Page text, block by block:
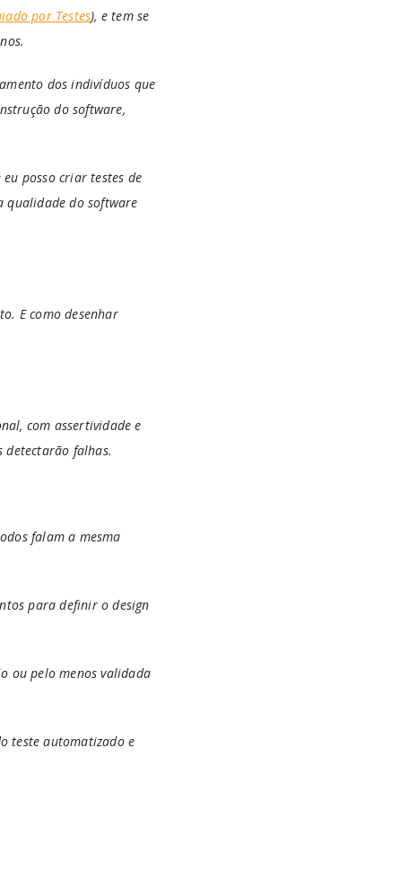
por Testes), e tem se
dos indivíduos que
do software,
posso criar testes de
qualidade do software
E como desenhar
com assertividade e
detectarão falhas.
falam a mesma
para definir o design
ou pelo menos validada
teste automatizado e